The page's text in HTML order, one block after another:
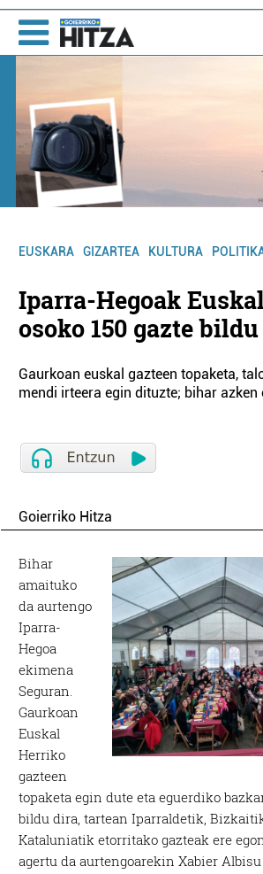
EUSKARA GIZARTEA KULTURA
Iparra-Hegoak
osoko 150 gazte
Gaurkoan euskal gazteen topaketa,
mendi irteera egin dituzte; bihar azken
Goierriko Hitza
Bihar
amaituko
da aurtengo
Iparra-
Hegoa
ekimena
Seguran.
Gaurkoan
Euskal
Herriko
gazteen
topaketa egin dute eta eguerdiko
bildu dira, tartean Iparraldetik,
Kataluniatik etorritako gazteak ere
agertu da aurtengoarekin Xabier